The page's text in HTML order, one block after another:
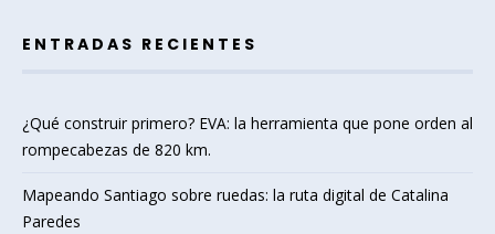
ENTRADAS RECIENTES
¿Qué construir primero? EVA: la herramienta que pone orden al
rompecabezas de 820 km.
Mapeando Santiago sobre ruedas: la ruta digital de Catalina
Paredes